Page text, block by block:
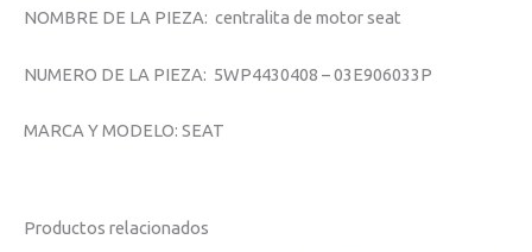
NOMBRE DE LA PIEZA: centralita de motor seat
NUMERO DE LA PIEZA: 5WP4430408 – 03E906033P
MARCA Y MODELO: SEAT
Productos relacionados